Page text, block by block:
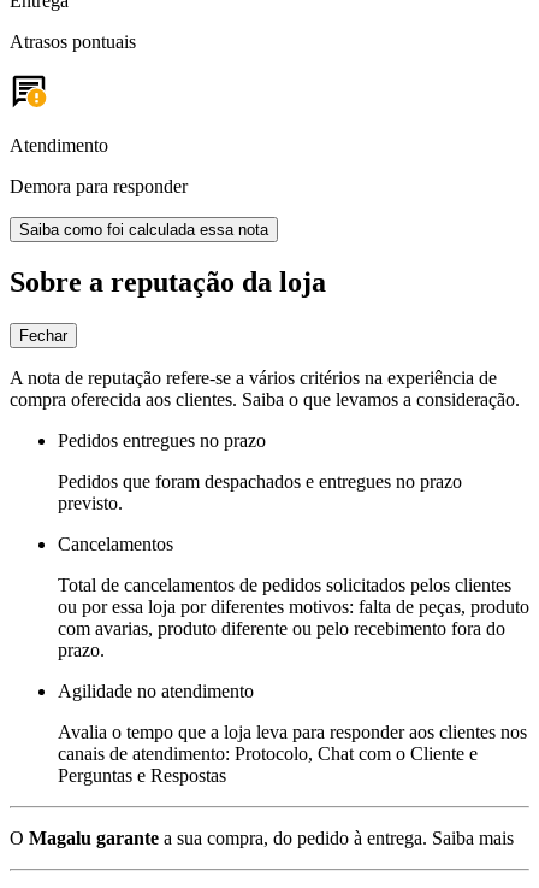
Atrasos pontuais
Atendimento
Demora para responder
Saiba como foi calculada essa nota
Sobre a reputação da loja
Fechar
A nota de reputação refere-se a vários critérios na experiência de
compra oferecida aos clientes. Saiba o que levamos a consideração.
Pedidos entregues no prazo
Pedidos que foram despachados e entregues no prazo
previsto.
Cancelamentos
Total de cancelamentos de pedidos solicitados pelos clientes
ou por essa loja por diferentes motivos: falta de peças, produto
com avarias, produto diferente ou pelo recebimento fora do
prazo.
Agilidade no atendimento
Avalia o tempo que a loja leva para responder aos clientes nos
canais de atendimento: Protocolo, Chat com o Cliente e
Perguntas e Respostas
O Magalu garante a sua compra, do pedido à entrega. Saiba mais